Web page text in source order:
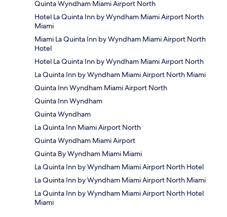
Quinta Wyndham Miami Airport North
Hotel La Quinta Inn by Wyndham Miami Airport North
Miami
Miami La Quinta Inn by Wyndham Miami Airport North
Hotel
Hotel La Quinta Inn by Wyndham Miami Airport North
La Quinta Inn by Wyndham Miami Airport North Miami
Quinta Inn Wyndham Miami Airport North
Quinta Inn Wyndham
Quinta Wyndham
La Quinta Inn Miami Airport North
Quinta Wyndham Miami Airport
Quinta By Wyndham Miami Miami
La Quinta Inn by Wyndham Miami Airport North Hotel
La Quinta Inn by Wyndham Miami Airport North Miami
La Quinta Inn by Wyndham Miami Airport North Hotel
Miami